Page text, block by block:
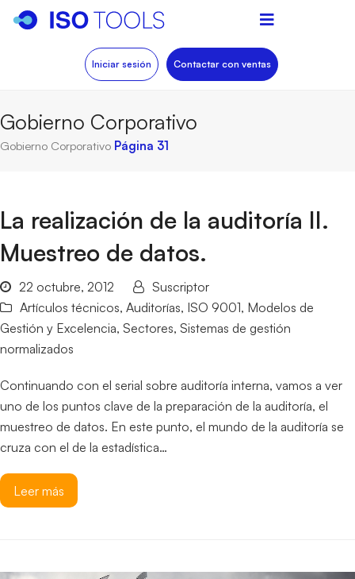
Iniciar sesión Contactar con ventas
Gobierno Corporativo
Gobierno Corporativo Página 31
La realización de la auditoría II.
Muestreo de datos.
22 octubre, 2012
Suscriptor
Artículos técnicos, Auditorías, ISO 9001, Modelos de
Gestión y Excelencia, Sectores, Sistemas de gestión
normalizados
Continuando con el serial sobre auditoría interna, vamos a ver
uno de los puntos clave de la preparación de la auditoría, el
muestreo de datos. En este punto, el mundo de la auditoría se
cruza con el de la estadística…
Leer más